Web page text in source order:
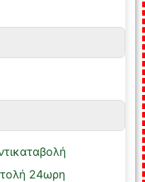
24ωρη